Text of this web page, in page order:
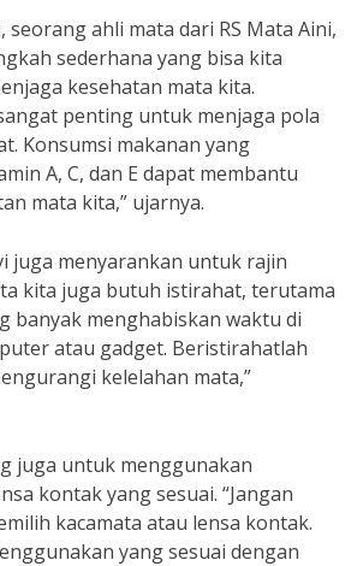
seorang ahli mata dari RS Mata Aini,
sederhana yang bisa kita
kesehatan mata kita.
penting untuk menjaga pola
Konsumsi makanan yang
A, C, dan E dapat membantu
mata kita,” ujarnya.
juga menyarankan untuk rajin
kita juga butuh istirahat, terutama
banyak menghabiskan waktu di
atau gadget. Beristirahatlah
kelelahan mata,”
juga untuk menggunakan
kontak yang sesuai. “Jangan
kacamata atau lensa kontak.
yang sesuai dengan